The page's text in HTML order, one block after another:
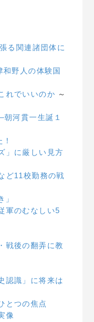
る関連諸団体に
野人の体験国
れでいいのか ～
河貫一生誕１
」に厳しい見方
ど11校勤務の戦
」
軍のむなしい5
戦後の翻弄に教
認識」に将来は
とつの焦点
像